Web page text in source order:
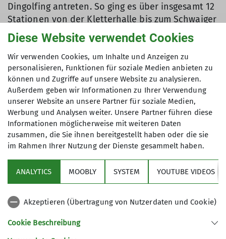
Dingolfing antreten. So ging es über insgesamt 12
Stationen von der Kletterhalle bis zum Schwaiger
Bierstüberl in der Kreuzstrasse. Die Schnitzeljagd
war sehr abwechselungsreich gestaltet. So
mussten Wissens-, Rätsel und Scherzaufgaben,
sowie Gesangs-, Reim- und Tanzeinlagen bewältigt
werden um den Hinweis für die nächste Station
zu erhalten. Die jeweiligen Stationen wurden bei
Lösung der Aufgabe genannt, mussten dann aber
auch teilweise anhand vom Stadtplan gefunden
und angesteuert werden. Am Anfang war die
Mädchengruppe klar in Führung. Aber aber
Station 7 holte die Jungenmannschaft soviel Zeit
auf, dass man Ende die Jungs die Führung
übernahmen und die Schnitzeljagd für sich
entscheiden konnten.
Am Ziel gab es dann für alle eine riesig grosse
Portion Currywurst mit Pommes. Gestärkt traten
die Jugendlichen ihren Rückweg in die
Diese Website verwendet Cookies
Wir verwenden Cookies, um Inhalte und Anzeigen zu
personalisieren, Funktionen für soziale Medien anbieten zu
können und Zugriffe auf unsere Website zu analysieren.
Außerdem geben wir Informationen zu Ihrer Verwendung
unserer Website an unsere Partner für soziale Medien,
Werbung und Analysen weiter. Unsere Partner führen diese
Informationen möglicherweise mit weiteren Daten
zusammen, die Sie ihnen bereitgestellt haben oder die sie
im Rahmen Ihrer Nutzung der Dienste gesammelt haben.
ANALYTICS MOOBLY SYSTEM YOUTUBE VIDEOS
Akzeptieren (Übertragung von Nutzerdaten und Cookie)
Cookie Beschreibung